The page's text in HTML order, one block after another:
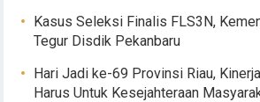
Kasus Seleksi Finalis FLS3N,
Tegur Disdik Pekanbaru
Hari Jadi ke-69 Provinsi Riau,
Harus Untuk Kesejahteraan